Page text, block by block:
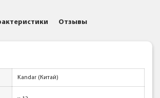
Отзывы
Kandar (Китай)